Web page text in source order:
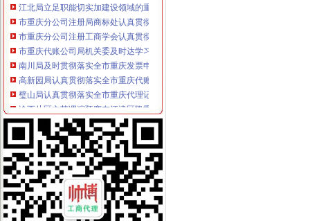
市重庆分公司注册局商标处认真贯彻落实全市工商行政管理局长座谈会议精
市重庆分公司注册工商学会认真贯彻落实全市工商行政管理局长座谈会精
市重庆代账公司局机关委及时达学习全市工商局长座谈会精
南川局及时贯彻落实全市重庆发票申请工商局长座谈会精
高新园局认真贯彻落实全市重庆代账公司工商行政管理局长座谈会议精
璧山局认真贯彻落实全市重庆代理记账工商行政管理局长座谈会精
渝西片区文艺调演预赛在江津区隆重举行
市局企业处屠珊珊同志在全市2008青年人才论坛获“优秀论文”重庆代账公司
铜梁局重庆公司注销采取有力措施狠抓数据质量建设
福建省工商局“两手抓”重庆发票申请对口支援巫溪局见实效
南岸局“1234”重庆分公司注册方式建立纪检督查制狠抓纠风工作效果好
渝中分局重庆代理记账成立西南个电子商务监管所
江北局重庆发票申请四项措施推进工商理论调研工作
市重庆代理报税工商局化信息化平台建设 提升服务发展功能
云局重庆进出口权小丫口工商所五措并举支持新农村建设